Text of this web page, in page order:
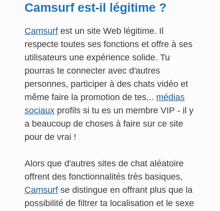
Camsurf est-il légitime ?
Camsurf est un site Web légitime. Il
respecte toutes ses fonctions et offre à ses
utilisateurs une expérience solide. Tu
pourras te connecter avec d'autres
personnes, participer à des chats vidéo et
même faire la promotion de tes... médias
sociaux profils si tu es un membre VIP - il y
a beaucoup de choses à faire sur ce site
pour de vrai !
Alors que d'autres sites de chat aléatoire
offrent des fonctionnalités très basiques,
Camsurf se distingue en offrant plus que la
possibilité de filtrer ta localisation et le sexe